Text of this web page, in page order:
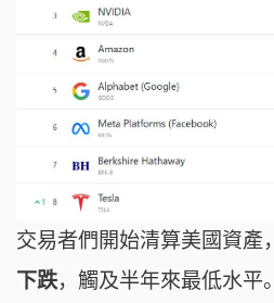
交易者們開始清算美國資產，
下跌，觸及半年來最低水平。